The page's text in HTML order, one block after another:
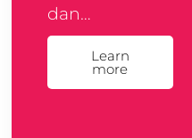
dan…
Learn
more